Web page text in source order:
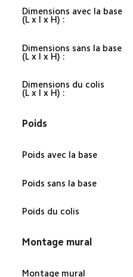
Dimensions avec la base
(L x l x H) :
Dimensions sans la base
(L x l x H) :
Dimensions du colis
(L x l x H) :
Poids
Poids avec la base
Poids sans la base
Poids du colis
Montage mural
Montage mural